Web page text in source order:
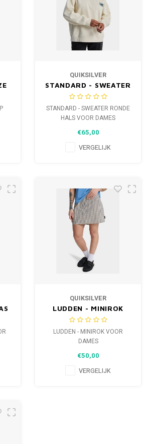
QUIKSILVER
STANDARD - SWEATER
RONDE HALS VOOR
DAMES
STANDARD - SWEATER RONDE
HALS VOOR DAMES
€65,00
VERGELIJK
QUIKSILVER
LUDDEN - MINIROK
VOOR DAMES
LUDDEN - MINIROK VOOR
DAMES
€50,00
VERGELIJK